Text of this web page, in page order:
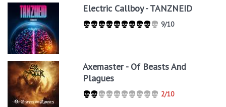
Electric Callboy - TANZNEID
9/10
Axemaster - Of Beasts And
Plagues
2/10